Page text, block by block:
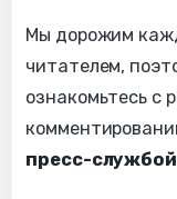
Мы дорожим
читателем,
ознакомьтесь с
пресс-